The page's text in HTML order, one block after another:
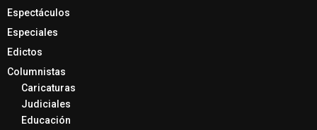
Espectáculos
Especiales
Edictos
Columnistas
Caricaturas
Judiciales
Educación